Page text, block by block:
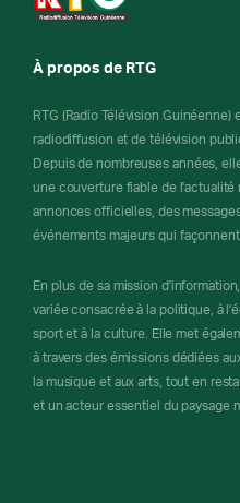
À propos de RTG
RTG (Radio Télévision Guinéenne)
radiodiffusion et de télévision
Depuis de nombreuses années,
une couverture fiable de l'actualité
annonces officielles, des
événements majeurs qui façonnent
En plus de sa mission
variée consacrée à la politique, à
sport et à la culture. Elle met
à travers des émissions dédiées
la musique et aux arts, tout en
et un acteur essentiel du paysage